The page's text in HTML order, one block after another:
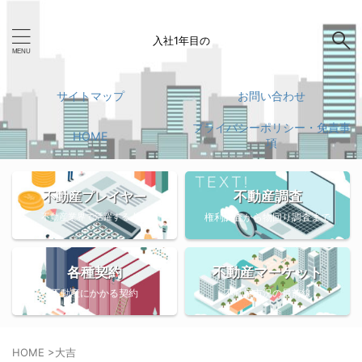
入社1年目の
サイトマップ お問い合わせ
HOME
プライバシーポリシー・免責事
項
不動産プレイヤー
不動産業界で活躍する人々
不動産調査
権利調査から物回り調査まで
各種契約
不動産にかかる契約
不動産マーケット
不動産市況の最前線
HOME >大吉